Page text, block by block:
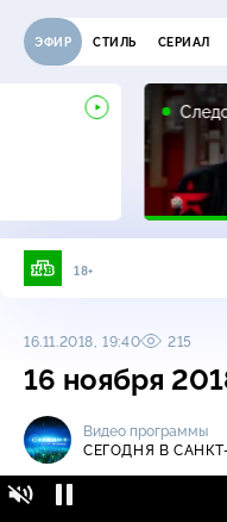
ЭФИР СТИЛЬ СЕРИАЛ
18+
16.11.2018, 19:40 215
16 ноября
Видео программы
СЕГОДНЯ В